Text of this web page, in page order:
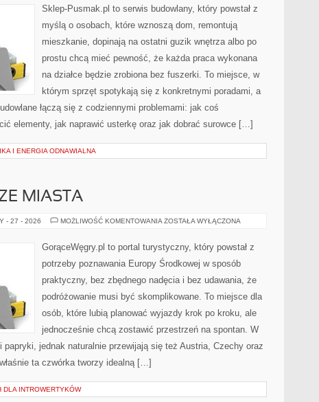
KANALIZACYJNE
Sklep-Pusmak.pl to serwis budowlany, który powstał z
myślą o osobach, które wznoszą dom, remontują
mieszkanie, dopinają na ostatni guzik wnętrza albo po
prostu chcą mieć pewność, że każda praca wykonana
na działce będzie zrobiona bez fuszerki. To miejsce, w
którym sprzęt spotykają się z konkretnymi poradami, a
łączą się z codziennymi problemami: jak coś
elementy, jak naprawić usterkę oraz jak dobrać surowce […]
I ENERGIA ODNAWIALNA
MIASTA
- 27 - 2026 MOŻLIWOŚĆ KOMENTOWANIA NAJPIĘKNIEJSZE
ZOSTAŁA WYŁĄCZONA
GorąceWęgry.pl to portal turystyczny, który powstał z
potrzeby poznawania Europy Środkowej w sposób
praktyczny, bez zbędnego nadęcia i bez udawania, że
podróżowanie musi być skomplikowane. To miejsce dla
osób, które lubią planować wyjazdy krok po kroku, ale
jednocześnie chcą zostawić przestrzeń na spontan. W
papryki, jednak naturalnie przewijają się też Austria, Czechy oraz
ta czwórka tworzy idealną […]
DLA INTROWERTYKÓW